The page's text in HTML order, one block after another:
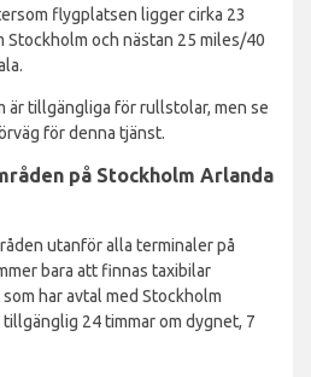
flygplatsen ligger cirka 23
och nästan 25 miles/40
är tillgängliga för rullstolar, men se
för denna tjänst.
på Stockholm Arlanda
utanför alla terminaler på
bara att finnas taxibilar
har avtal med Stockholm
24 timmar om dygnet, 7